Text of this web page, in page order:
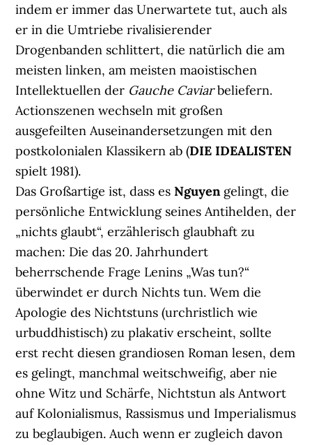
indem er immer das Unerwartete tut, auch als
er in die Umtriebe rivalisierender
Drogenbanden schlittert, die natürlich die am
meisten linken, am meisten maoistischen
Intellektuellen der Gauche Caviarbeliefern.
Actionszenen wechseln mit großen
ausgefeilten Auseinandersetzungen mit den
postkolonialen Klassikern ab (DIE IDEALISTEN
spielt 1981).
Das Großartige ist, dass esNguyengelingt, die
persönliche Entwicklung seines Antihelden, der
„nichts glaubt“, erzählerisch glaubhaft zu
machen: Die das 20. Jahrhundert
beherrschende Frage Lenins „Was tun?“
überwindet er durch Nichts tun. Wem die
Apologie des Nichtstuns (urchristlich wie
urbuddhistisch) zu plakativ erscheint, sollte
erst recht diesen grandiosen Roman lesen, dem
es gelingt, manchmal weitschweifig, aber nie
ohne Witz und Schärfe, Nichtstun als Antwort
auf Kolonialismus, Rassismus und Imperialismus
zu beglaubigen. Auch wenn er zugleich davon